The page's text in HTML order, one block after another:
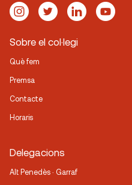
Sobre el col·legi
Què fem
Premsa
Contacte
Horaris
Delegacions
Alt Penedès · Garraf